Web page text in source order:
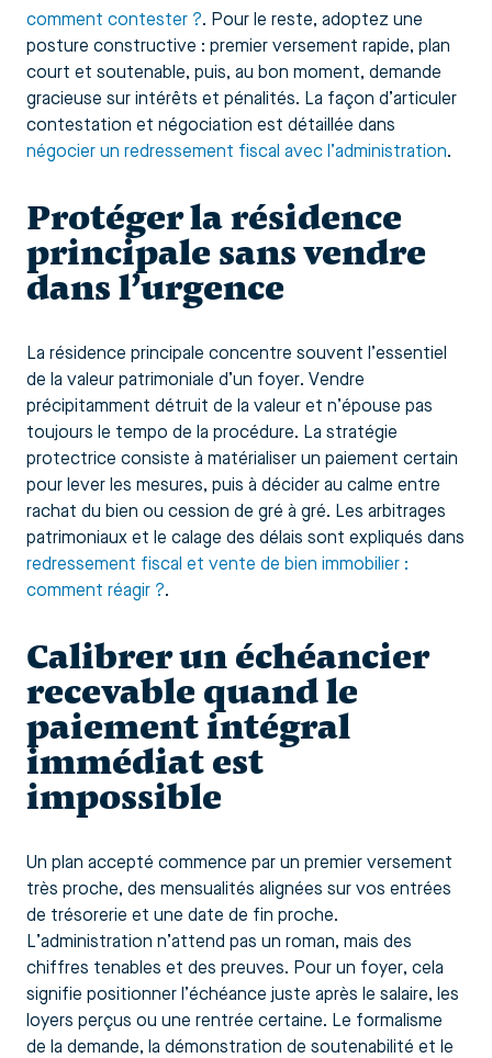
comment contester ?. Pour le reste, adoptez une
posture constructive : premier versement rapide, plan
court et soutenable, puis, au bon moment, demande
gracieuse sur intérêts et pénalités. La façon d’articuler
contestation et négociation est détaillée dans
négocier un redressement fiscal avec l’administration.
Protéger la résidence
principale sans vendre
dans l’urgence
La résidence principale concentre souvent l’essentiel
de la valeur patrimoniale d’un foyer. Vendre
précipitamment détruit de la valeur et n’épouse pas
toujours le tempo de la procédure. La stratégie
protectrice consiste à matérialiser un paiement certain
pour lever les mesures, puis à décider au calme entre
rachat du bien ou cession de gré à gré. Les arbitrages
patrimoniaux et le calage des délais sont expliqués dans
redressement fiscal et vente de bien immobilier :
comment réagir ?.
Calibrer un échéancier
recevable quand le
paiement intégral
immédiat est
impossible
Un plan accepté commence par un premier versement
très proche, des mensualités alignées sur vos entrées
de trésorerie et une date de fin proche.
L’administration n’attend pas un roman, mais des
chiffres tenables et des preuves. Pour un foyer, cela
signifie positionner l’échéance juste après le salaire, les
loyers perçus ou une rentrée certaine. Le formalisme
de la demande, la démonstration de soutenabilité et le